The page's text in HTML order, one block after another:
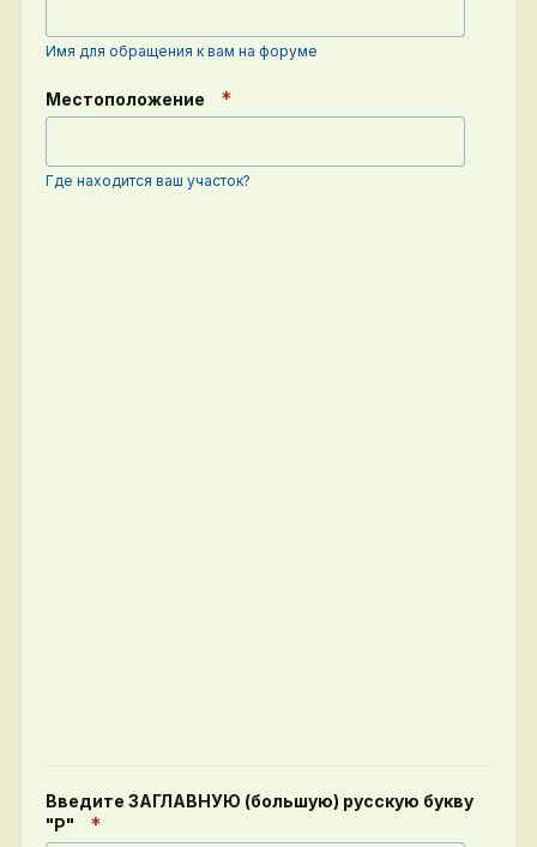
Имя для обращения к вам на форуме
Местоположение
Где находится ваш участок?
Введите ЗАГЛАВНУЮ (большую) русскую букву
"P"